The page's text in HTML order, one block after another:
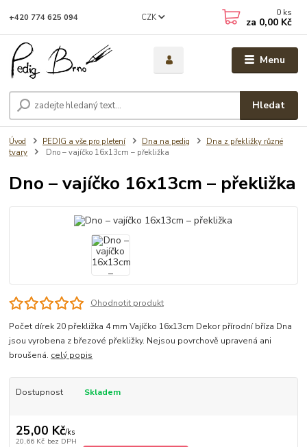
Menu
CZK
Hledat
+420 774 625 094 0 ks
za 0,00 Kč
Úvod PEDIG a vše pro pletení Dna na pedig
Dna z překližky různé
tvary
Dno – vajíčko 16x13cm – překližka
Dno – vajíčko 16x13cm – překližka
Ohodnotit produkt
Počet dírek 20 překližka 4 mm Vajíčko 16x13cm Dekor přírodní bříza Dna
jsou vyrobena z březové překližky. Nejsou povrchově upravená ani
broušená. celý popis
Dostupnost Skladem
25,00 Kč/ks
20,66 Kč bez DPH